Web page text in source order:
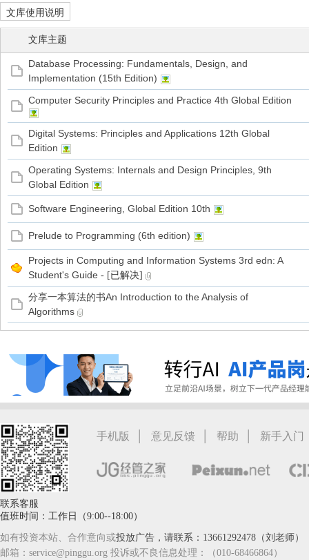
文库使用说明
文库主题
Database Processing: Fundamentals, Design, and
Implementation (15th Edition)
Computer Security Principles and Practice 4th Global Edition
Digital Systems: Principles and Applications 12th Global
Edition
Operating Systems: Internals and Design Principles, 9th
Global Edition
Software Engineering, Global Edition 10th
Prelude to Programming (6th edition)
Projects in Computing and Information Systems 3rd edn: A
Student's Guide - [已解决]
分享一本算法的书An Introduction to the Analysis of
Algorithms
手机版 | 意见反馈 | 帮助 | 新手入门
联系客服
值班时间：工作日（9:00--18:00）
如有投资本站、合作意向或投放广告，请联系：13661292478（刘老师）
邮箱：service@pinggu.org 投诉或不良信息处理：（010-68466864）